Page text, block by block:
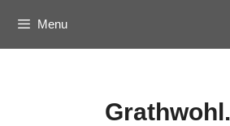
content
Menu